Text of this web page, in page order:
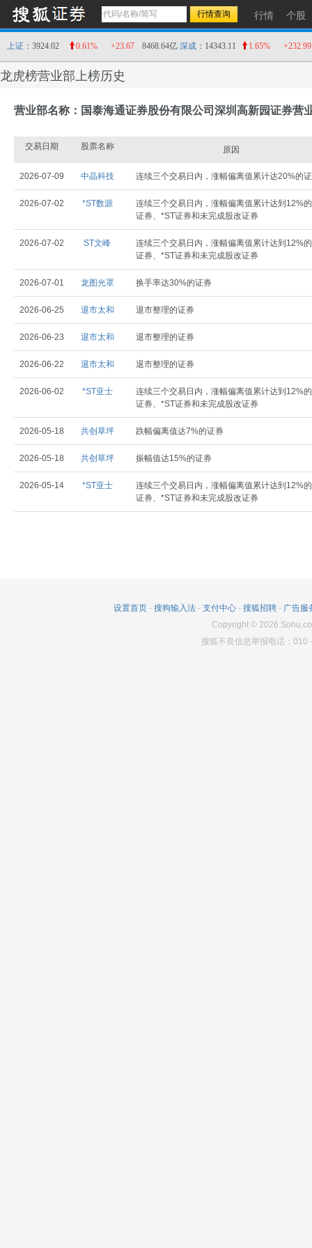
行情 个股
上证 ：3924.02 0.61% +23.67 8468.64亿 深成 ：14343.11 1.65% +232.99
龙虎榜营业部上榜历史
营业部名称：国泰海通证券股份有限公司深圳高新园证券营
交易日期 股票名称 原因
2026-07-09 中晶科技 连续三个交易日内，涨幅偏离值累计达20%的
2026-07-02 *ST数源
连续三个交易日内，涨幅偏离值累计达到12%
证券、*ST证券和未完成股改证券
2026-07-02 ST文峰
连续三个交易日内，涨幅偏离值累计达到12%
证券、*ST证券和未完成股改证券
2026-07-01 龙图光罩 换手率达30%的证券
2026-06-25 退市太和 退市整理的证券
2026-06-23 退市太和 退市整理的证券
2026-06-22 退市太和 退市整理的证券
2026-06-02 *ST亚士
连续三个交易日内，涨幅偏离值累计达到12%
证券、*ST证券和未完成股改证券
2026-05-18 共创草坪 跌幅偏离值达7%的证券
2026-05-18 共创草坪 振幅值达15%的证券
2026-05-14 *ST亚士
连续三个交易日内，涨幅偏离值累计达到12%
证券、*ST证券和未完成股改证券
设置首页 - 搜狗输入法 - 支付中心 - 搜狐招聘 - 广告服
Copyright© 2026
搜狐不良信息举报电话：010